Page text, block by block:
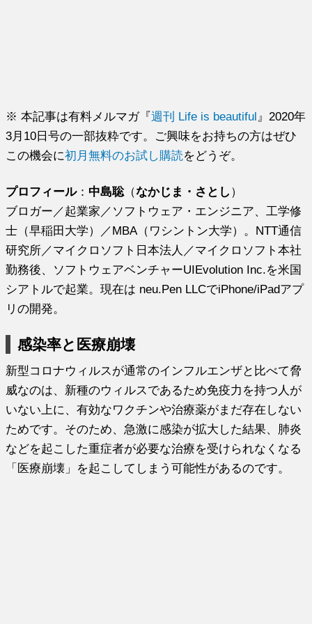
※ 本記事は有料メルマガ『週刊 Life is beautiful 』2020年
3月10日号の一部抜粋です。ご興味をお持ちの方はぜひ
この機会に初月無料のお試し購読をどうぞ。
プロフィール： 中島聡（なかじま・さとし ）
ブロガー／起業家／ソフトウェア・エンジニア、工学修
士（早稲田大学）／MBA（ワシントン大学）。NTT通信
研究所／マイクロソフト日本法人／マイクロソフト本社
勤務後、ソフトウェアベンチャーUIEvolution Inc.を米国
シアトルで起業。現在は neu.Pen LLCでiPhone/iPadアプ
リの開発。
感染率と医療崩壊
新型コロナウィルスが通常のインフルエンザと比べて脅
威なのは、新種のウィルスであるため免疫力を持つ人が
いない上に、有効なワクチンや治療薬がまだ存在しない
ためです。そのため、急激に感染が拡大した結果、肺炎
などを起こした重症者が必要な治療を受けられなくなる
「医療崩壊」を起こしてしまう可能性があるのです。